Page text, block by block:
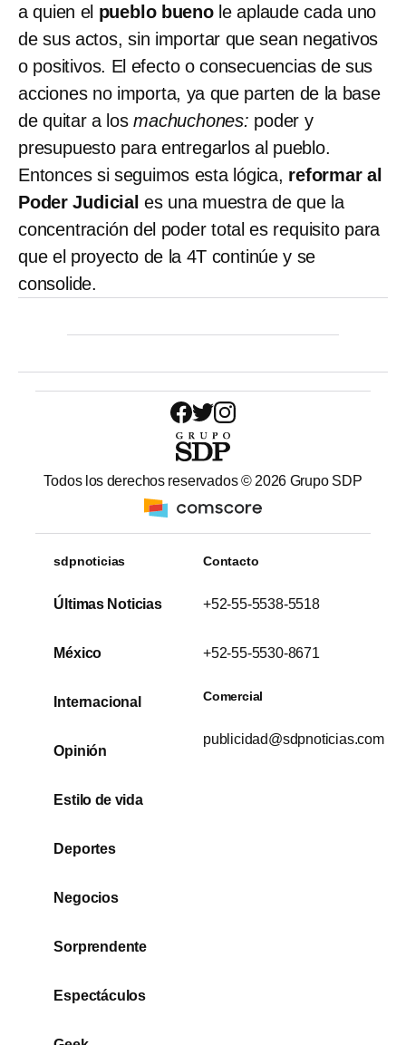
a quien el pueblo buenole aplaude cada uno
de sus actos, sin importar que sean negativos
o positivos. El efecto o consecuencias de sus
acciones no importa, ya que parten de la base
de quitar a losmachuchones: poder y
presupuesto para entregarlos al pueblo.
Entonces si seguimos esta lógica, reformar al
Poder Judicial es una muestra de que la
concentración del poder total es requisito para
que el proyecto de la 4T continúe y se
consolide.
Todos los derechos reservados © 2026 Grupo SDP
sdpnoticias
Últimas Noticias
México
Internacional
Opinión
Estilo de vida
Deportes
Negocios
Sorprendente
Espectáculos
Contacto
+52-55-5538-5518
+52-55-5530-8671
Comercial
publicidad@sdpnoticias.com